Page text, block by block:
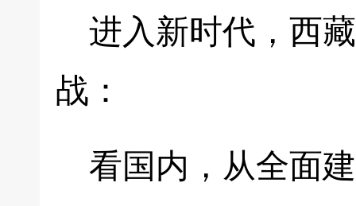
进入新时代，西
战：
看国内，从全面